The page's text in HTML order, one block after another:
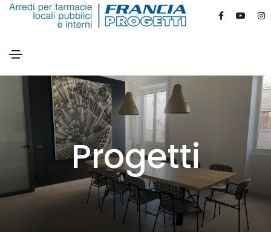
Progetti